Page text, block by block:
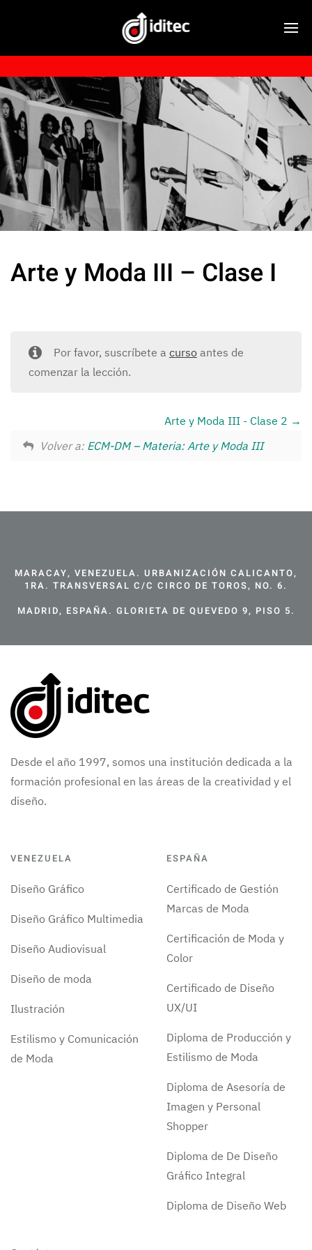
Arte y Moda III – Clase I
Por favor, suscríbete a cursoantes de
comenzar la lección.
Arte y Moda III - Clase 2
Volver a: ECM-DM – Materia: Arte y Moda III
MARACAY, VENEZUELA. URBANIZACIÓN CALICANTO,
1RA. TRANSVERSAL C/C CIRCO DE TOROS, NO. 6.
MADRID, ESPAÑA. GLORIETA DE QUEVEDO 9, PISO 5.
Desde el año 1997, somos una institución dedicada a la
formación profesional en las áreas de la creatividad y el
diseño.
VENEZUELA
Diseño Gráfico
Diseño Gráfico Multimedia
Diseño Audiovisual
Diseño de moda
Ilustración
Estilismo y Comunicación
de Moda
ESPAÑA
Certificado de Gestión
Marcas de Moda
Certificación de Moda y
Color
Certificado de Diseño
UX/UI
Diploma de Producción y
Estilismo de Moda
Diploma de Asesoría de
Imagen y Personal
Shopper
Diploma de De Diseño
Gráfico Integral
Diploma de Diseño Web